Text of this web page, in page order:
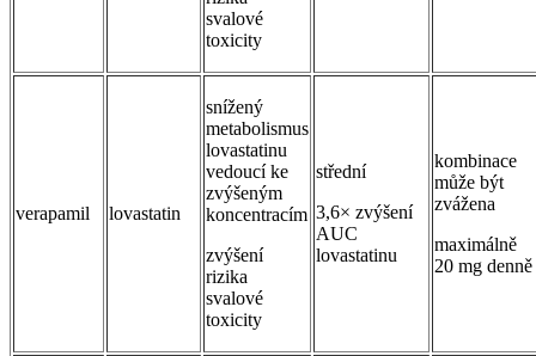
svalové
toxicity
verapamil lovastatin
snížený
metabolismus
lovastatinu
vedoucí ke
zvýšeným
koncentracím
zvýšení
rizika
svalové
toxicity
střední
3,6× zvýšení
AUC
lovastatinu
kombinace
může být
zvážena
maximálně
20 mg denně